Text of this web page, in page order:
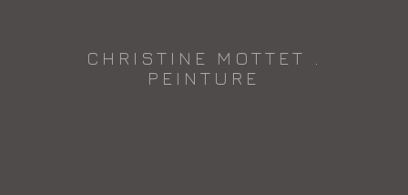
CHRISTINE MOTTET .
PEINTURE